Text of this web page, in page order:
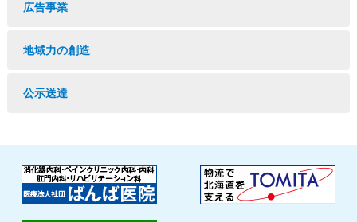
広告事業
地域力の創造
公示送達